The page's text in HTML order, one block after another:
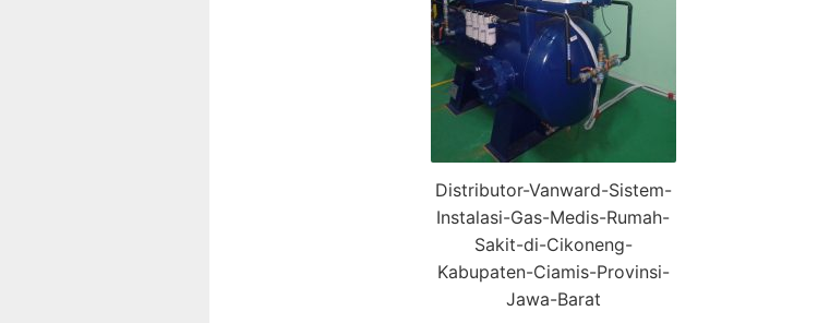
Distributor-Vanward-Sistem-
Instalasi-Gas-Medis-Rumah-
Sakit-di-Cikoneng-
Kabupaten-Ciamis-Provinsi-
Jawa-Barat